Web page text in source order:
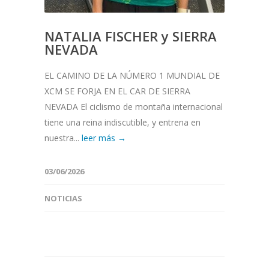
NATALIA FISCHER y SIERRA
NEVADA
EL CAMINO DE LA NÚMERO 1 MUNDIAL DE
XCM SE FORJA EN EL CAR DE SIERRA
NEVADA El ciclismo de montaña internacional
tiene una reina indiscutible, y entrena en
nuestra... leer más →
03/06/2026
NOTICIAS